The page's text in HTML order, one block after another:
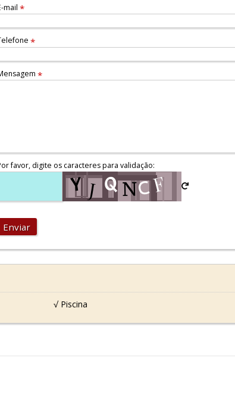
mail *
*
*
favor, digite os caracteres para validação:
Enviar
√ Piscina